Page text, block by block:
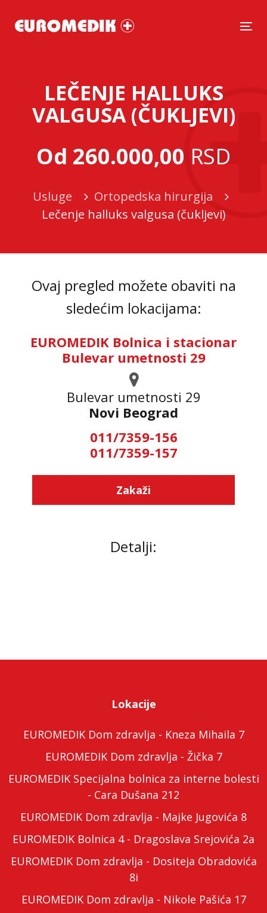
LEČENJE HALLUKS
VALGUSA (ČUKLJEVI)
Od 260.000,00 RSD
Usluge
Ortopedska hirurgija
Lečenje halluks valgusa (čukljevi)
Ovaj pregled možete obaviti na
sledećim lokacijama:
EUROMEDIK Bolnica i stacionar
Bulevar umetnosti 29
Bulevar umetnosti 29
Novi Beograd
011/7359-156
011/7359-157
Zakaži
Detalji:
Lokacije
EUROMEDIK Dom zdravlja - Kneza Mihaila 7
EUROMEDIK Dom zdravlja - Žička 7
EUROMEDIK Specijalna bolnica za interne bolesti
- Cara Dušana 212
EUROMEDIK Dom zdravlja - Majke Jugovića 8
EUROMEDIK Bolnica 4 - Dragoslava Srejovića 2a
EUROMEDIK Dom zdravlja - Dositeja Obradovića
8i
EUROMEDIK Dom zdravlja - Nikole Pašića 17